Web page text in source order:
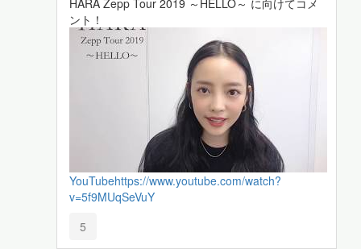
ント！
YouTubehttps://www.youtube.com/watch?
v=5f9MUqSeVuY
5